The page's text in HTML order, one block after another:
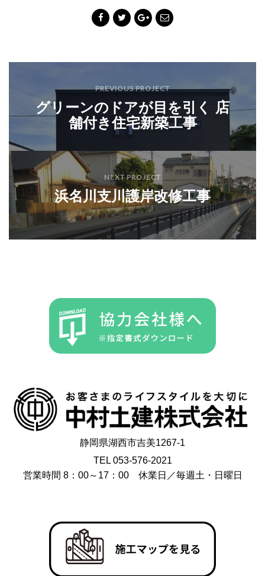
PREVIOUS PROJECT
グリーンのドアが目を引く 店
舗付き住宅新築工事
NEXT PROJECT
浜名川支川護岸改修工事
静岡県湖西市吉美1267-1
TEL 053-576-2021
営業時間 8：00～17：00 休業日／毎週土・日曜日